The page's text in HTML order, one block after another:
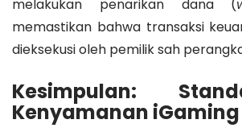
melakukan penarikan dana (
memastikan bahwa transaksi
dieksekusi oleh pemilik sah
Kesimpulan:
Kenyamanan